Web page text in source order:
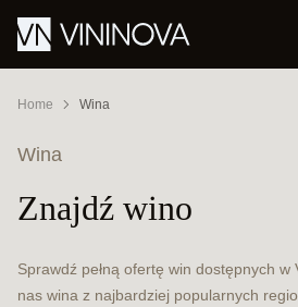
Home Wina
Wina
Znajdź wino
Sprawdź pełną ofertę win dostępnych w
nas wina z najbardziej popularnych